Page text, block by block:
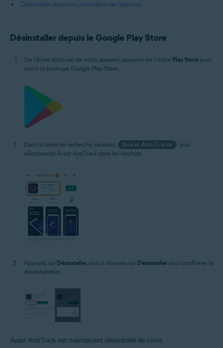
Désinstaller depuis les paramètres de l’appareil
Désinstaller depuis le Google Play Store
Sur l’écran d’accueil de votre appareil, appuyez sur l’icône Play Store pour
ouvrir la boutique Google Play Store.
Dans la barre de recherche, saisissez Avast AntiTrack
, puis
sélectionnez Avast AntiTrack dans les résultats.
Appuyez sur Désinstaller , puis à nouveau sur Désinstaller pour confirmer la
désinstallation.
Avast AntiTrack est maintenant désinstallé de votre